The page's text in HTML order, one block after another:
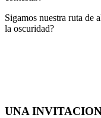
Sigamos nuestra ruta de
la oscuridad?
UNA